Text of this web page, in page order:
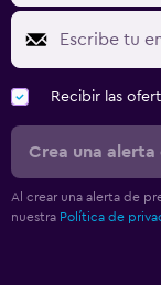
Recibir las
Crea una alerta
Al crear una alerta de
nuestra Política de